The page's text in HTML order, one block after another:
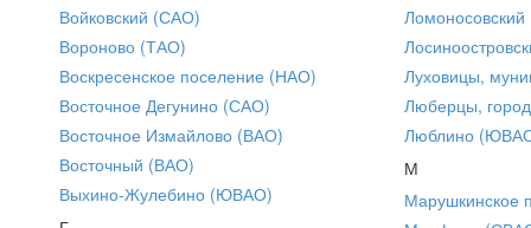
Войковский (САО)
Вороново (ТАО)
Воскресенское поселение (НАО)
Восточное Дегунино (САО)
Восточное Измайлово (ВАО)
Восточный (ВАО)
Выхино-Жулебино (ЮВАО)
Луховицы,
Люберцы,
Люблино
М
Марушкинское